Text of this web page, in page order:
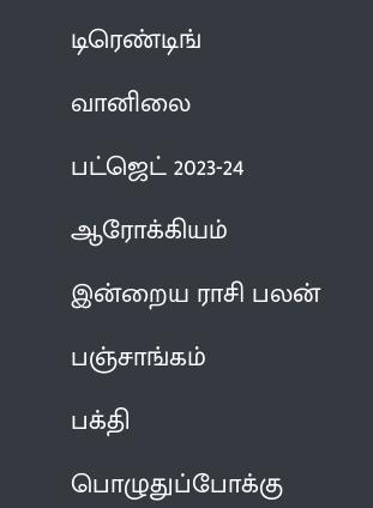
டிரெண்டிங்
வானிலை
பட்ஜெட் 2023-24
ஆரோக்கியம்
இன்றைய ராசி பலன்
பஞ்சாங்கம்
பக்தி
பொழுதுப்போக்கு